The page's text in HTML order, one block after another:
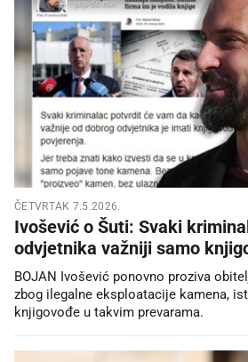
ČETVRTAK 7.5.2026.
Ivošević o Šuti: Svaki
odvjetnika važniji samo
BOJAN Ivošević ponovno proziva
zbog ilegalne eksploatacije kamena,
knjigovođe u takvim prevarama.